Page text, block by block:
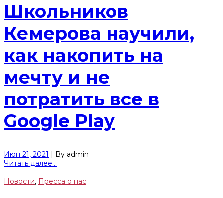
Школьников
Кемерова научили,
как накопить на
мечту и не
потратить все в
Google Play
Июн 21, 2021 | By admin
Читать далее...
Новости, Пресса о нас